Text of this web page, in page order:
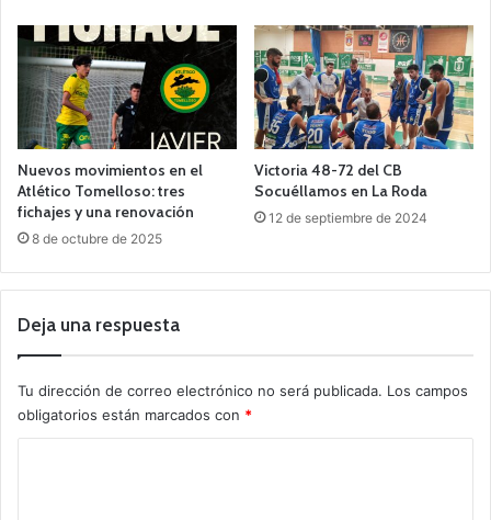
Nuevos movimientos en el
Atlético Tomelloso: tres
fichajes y una renovación
8 de octubre de 2025
Victoria 48-72 del CB
Socuéllamos en La Roda
12 de septiembre de 2024
Deja una respuesta
Tu dirección de correo electrónico no será publicada. Los campos
obligatorios están marcados con *